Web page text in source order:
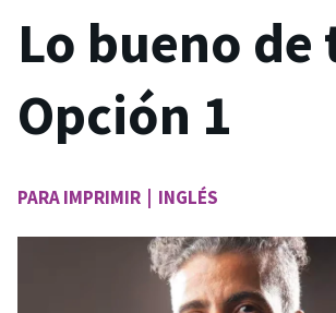
Lo bueno de
Opción 1
PARA IMPRIMIR | INGLÉS
Image